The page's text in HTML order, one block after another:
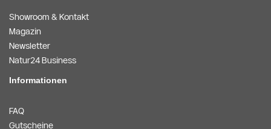
Showroom & Kontakt
Magazin
Newsletter
Natur24 Business
Informationen
FAQ
Gutscheine